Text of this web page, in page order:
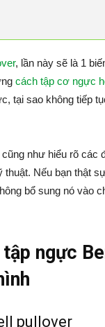
, lần này sẽ là 1
cách tập cơ ngực
tại sao không tiếp
như hiểu rõ các
thuật. Nếu bạn thật
bổ sung nó vào
ngực